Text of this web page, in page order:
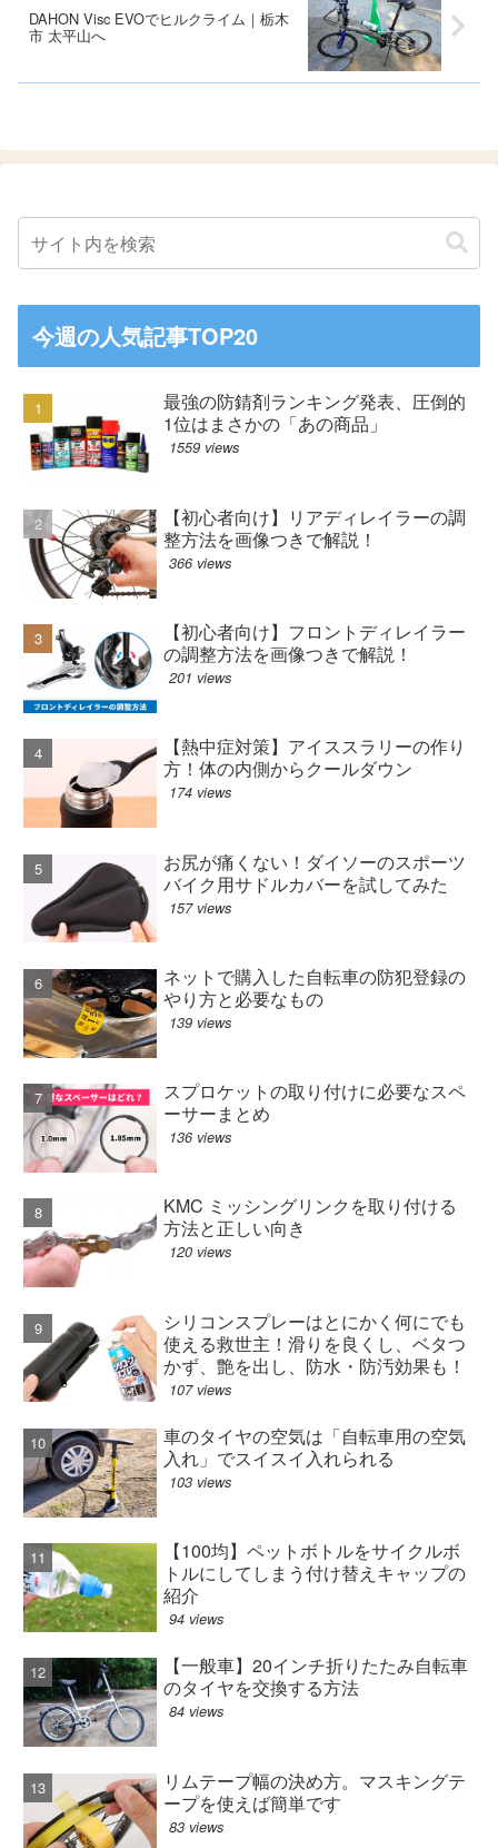
DAHON Visc EVOでヒルクライム｜栃木
市 太平山へ
今週の人気記事TOP20
最強の防錆剤ランキング発表、圧倒的
1位はまさかの「あの商品」
1559 views
【初心者向け】リアディレイラーの調
整方法を画像つきで解説！
366 views
【初心者向け】フロントディレイラー
の調整方法を画像つきで解説！
201 views
【熱中症対策】アイススラリーの作り
方！体の内側からクールダウン
174 views
お尻が痛くない！ダイソーのスポーツ
バイク用サドルカバーを試してみた
157 views
ネットで購入した自転車の防犯登録の
やり方と必要なもの
139 views
スプロケットの取り付けに必要なスペ
ーサーまとめ
136 views
KMC ミッシングリンクを取り付ける
方法と正しい向き
120 views
シリコンスプレーはとにかく何にでも
使える救世主！滑りを良くし、ベタつ
かず、艶を出し、防水・防汚効果も！
107 views
車のタイヤの空気は「自転車用の空気
入れ」でスイスイ入れられる
103 views
【100均】ペットボトルをサイクルボ
トルにしてしまう付け替えキャップの
紹介
94 views
【一般車】20インチ折りたたみ自転車
のタイヤを交換する方法
84 views
リムテープ幅の決め方。マスキングテ
ープを使えば簡単です
83 views